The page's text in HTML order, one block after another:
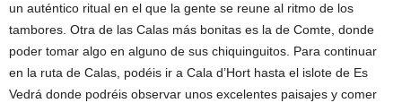
un auténtico ritual en el que la gente se reune al ritmo de los
tambores. Otra de las Calas más bonitas es la de Comte, donde
poder tomar algo en alguno de sus chiquinguitos. Para continuar
en la ruta de Calas, podéis ir a Cala d’Hort hasta el islote de Es
Vedrá donde podréis observar unos excelentes paisajes y comer